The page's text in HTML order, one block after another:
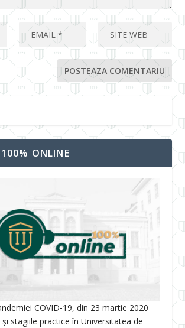
ONLINE
COVID-19, din 23 martie 2020
stagiile practice în Universitatea de